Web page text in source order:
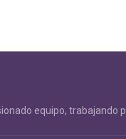
equipo,